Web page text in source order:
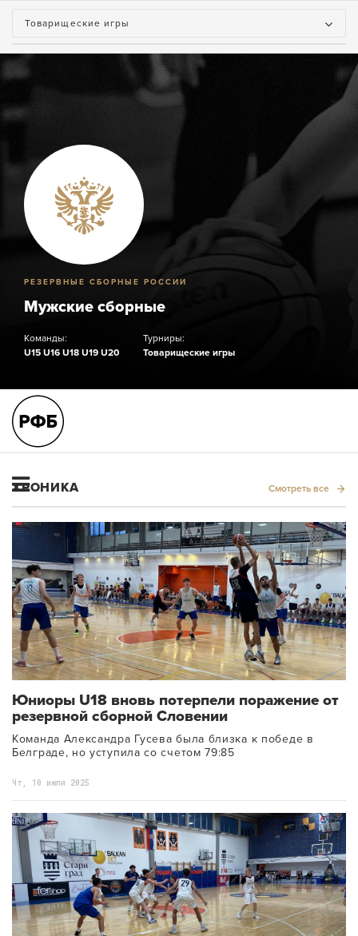
Товарищеские игры
РЕЗЕРВНЫЕ СБОРНЫЕ РОССИИ
Мужские сборные
Команды:
U15 U16 U18 U19 U20
Турниры:
Товарищеские игры
ХРОНИКА Смотреть все
Юниоры U18 вновь потерпели поражение от
резервной сборной Словении
Команда Александра Гусева была близка к победе в
Белграде, но уступила со счетом 79:85
Чт, 10 июля 2025